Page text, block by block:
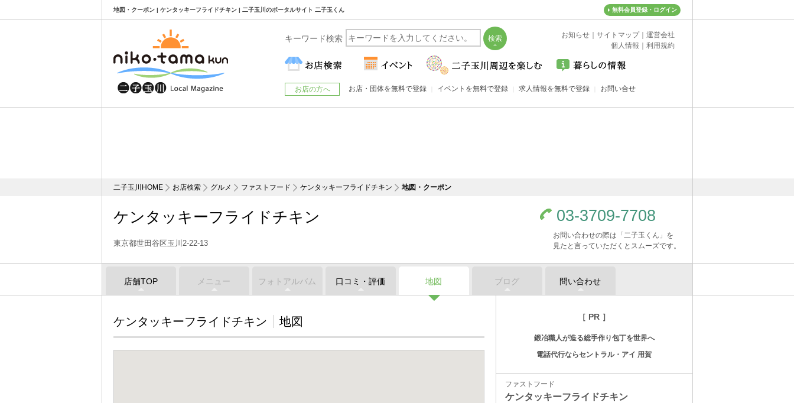
地図・クーポン | ケンタッキーフライドチキン | 二子玉川のポータルサイト 二子玉くん 無料会員登録・ログイン
二子玉川HOME お店検索 グルメ ファストフード ケンタッキーフライドチキン 地図・クーポン
ケンタッキーフライドチキン
東京都世田谷区玉川2-22-13
03-3709-7708
お問い合わせの際は「二子玉くん」を
見たと言っていただくとスムーズです。
店舗TOP メニュー フォトアルバム 口コミ・評価 地図 ブログ 問い合わせ
ケンタッキーフライドチキン 地図 ［ PR ］
鍛冶職人が造る総手作り包丁を世界へ
電話代行ならセントラル・アイ 用賀
ファストフード
ケンタッキーフライドチキン
キーワード検索 お知らせ サイトマップ｜ 運営会社
個人情報
利用規約
お店の方へ お店・団体を無料で登録 イベントを無料で登録 求人情報を無料で登録 お問い合せ